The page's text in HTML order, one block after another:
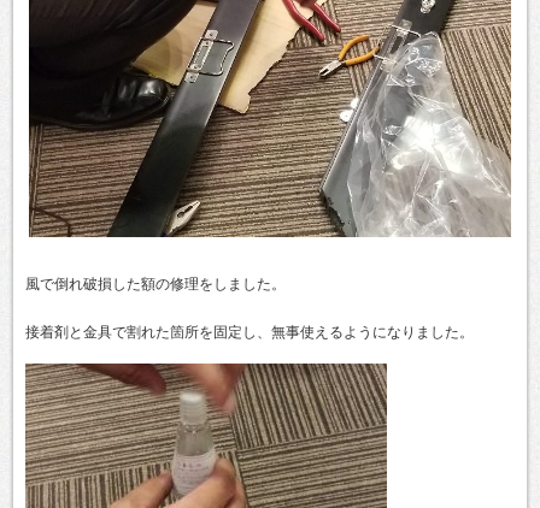
風で倒れ破損した額の修理をしました。
接着剤と金具で割れた箇所を固定し、無事使えるようになりました。